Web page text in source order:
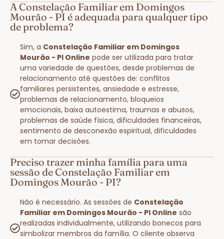
A Constelação Familiar em Domingos
Mourão - PI é adequada para qualquer tipo
de problema?
Sim, a Constelação Familiar em Domingos
Mourão - PI Online pode ser utilizada para tratar
uma variedade de questões, desde problemas de
relacionamento até questões de: conflitos
familiares persistentes, ansiedade e estresse,
problemas de relacionamento, bloqueios
emocionais, baixa autoestima, traumas e abusos,
problemas de saúde física, dificuldades financeiras,
sentimento de desconexão espiritual, dificuldades
em tomar decisões.
Preciso trazer minha família para uma
sessão de Constelação Familiar em
Domingos Mourão - PI?
Não é necessário. As sessões de Constelação
Familiar em Domingos Mourão - PI Online são
realizadas individualmente, utilizando bonecos para
simbolizar membros da família. O cliente observa